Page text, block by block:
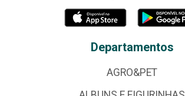
Departamentos
AGRO&PET